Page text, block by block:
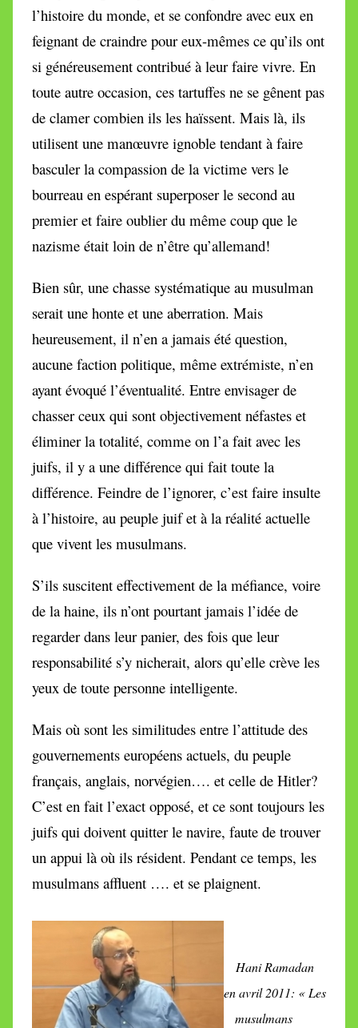
l’histoire du monde, et se confondre avec eux en
feignant de craindre pour eux-mêmes ce qu’ils ont
si généreusement contribué à leur faire vivre. En
toute autre occasion, ces tartuffes ne se gênent pas
de clamer combien ils les haïssent. Mais là, ils
utilisent une manœuvre ignoble tendant à faire
basculer la compassion de la victime vers le
bourreau en espérant superposer le second au
premier et faire oublier du même coup que le
nazisme était loin de n’être qu’allemand!
Bien sûr, une chasse systématique au musulman
serait une honte et une aberration. Mais
heureusement, il n’en a jamais été question,
aucune faction politique, même extrémiste, n’en
ayant évoqué l’éventualité. Entre envisager de
chasser ceux qui sont objectivement néfastes et
éliminer la totalité, comme on l’a fait avec les
juifs, il y a une différence qui fait toute la
différence. Feindre de l’ignorer, c’est faire insulte
à l’histoire, au peuple juif et à la réalité actuelle
que vivent les musulmans.
S’ils suscitent effectivement de la méfiance, voire
de la haine, ils n’ont pourtant jamais l’idée de
regarder dans leur panier, des fois que leur
responsabilité s’y nicherait, alors qu’elle crève les
yeux de toute personne intelligente.
Mais où sont les similitudes entre l’attitude des
gouvernements européens actuels, du peuple
français, anglais, norvégien…. et celle de Hitler?
C’est en fait l’exact opposé, et ce sont toujours les
juifs qui doivent quitter le navire, faute de trouver
un appui là où ils résident. Pendant ce temps, les
musulmans affluent …. et se plaignent.
Hani Ramadan
en avril 2011: « Les
musulmans